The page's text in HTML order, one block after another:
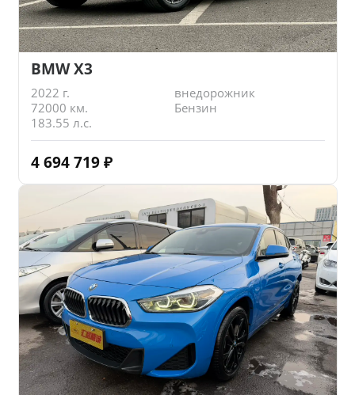
BMW X3
2022 г.
внедорожник
72000 км.
Бензин
183.55 л.с.
4 694 719 ₽